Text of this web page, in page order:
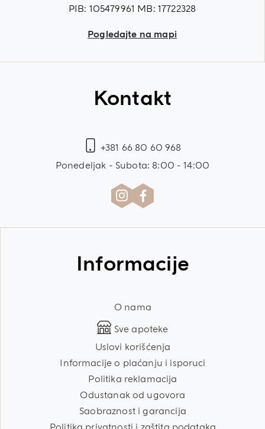
PIB: 105479961 MB: 17722328
Pogledajte na mapi
Kontakt
+381 66 80 60 968
Ponedeljak - Subota: 8:00 - 14:00
Informacije
O nama
Sve apoteke
Uslovi korišćenja
Informacije o plaćanju i isporuci
Politika reklamacija
Odustanak od ugovora
Saobraznost i garancija